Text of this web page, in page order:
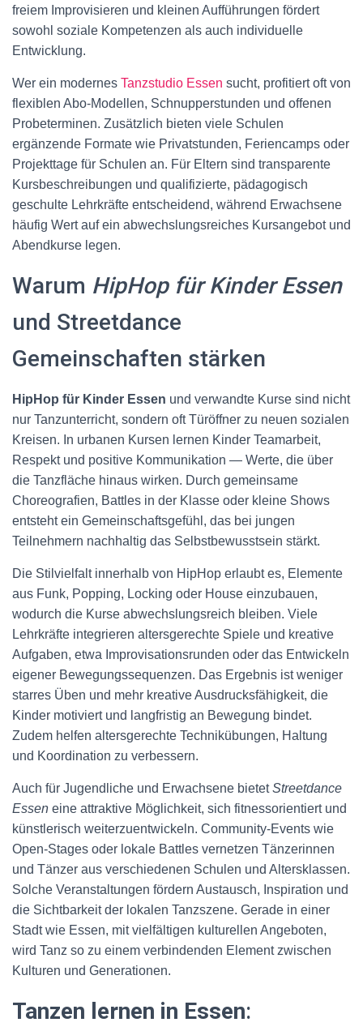
freiem Improvisieren und kleinen Aufführungen fördert
sowohl soziale Kompetenzen als auch individuelle
Entwicklung.
Wer ein modernes Tanzstudio Essen sucht, profitiert oft von
flexiblen Abo-Modellen, Schnupperstunden und offenen
Probeterminen. Zusätzlich bieten viele Schulen
ergänzende Formate wie Privatstunden, Feriencamps oder
Projekttage für Schulen an. Für Eltern sind transparente
Kursbeschreibungen und qualifizierte, pädagogisch
geschulte Lehrkräfte entscheidend, während Erwachsene
häufig Wert auf ein abwechslungsreiches Kursangebot und
Abendkurse legen.
Warum HipHop für Kinder Essen
und Streetdance
Gemeinschaften stärken
HipHop für Kinder Essen und verwandte Kurse sind nicht
nur Tanzunterricht, sondern oft Türöffner zu neuen sozialen
Kreisen. In urbanen Kursen lernen Kinder Teamarbeit,
Respekt und positive Kommunikation — Werte, die über
die Tanzfläche hinaus wirken. Durch gemeinsame
Choreografien, Battles in der Klasse oder kleine Shows
entsteht ein Gemeinschaftsgefühl, das bei jungen
Teilnehmern nachhaltig das Selbstbewusstsein stärkt.
Die Stilvielfalt innerhalb von HipHop erlaubt es, Elemente
aus Funk, Popping, Locking oder House einzubauen,
wodurch die Kurse abwechslungsreich bleiben. Viele
Lehrkräfte integrieren altersgerechte Spiele und kreative
Aufgaben, etwa Improvisationsrunden oder das Entwickeln
eigener Bewegungssequenzen. Das Ergebnis ist weniger
starres Üben und mehr kreative Ausdrucksfähigkeit, die
Kinder motiviert und langfristig an Bewegung bindet.
Zudem helfen altersgerechte Technikübungen, Haltung
und Koordination zu verbessern.
Auch für Jugendliche und Erwachsene bietetStreetdance
Essen eine attraktive Möglichkeit, sich fitnessorientiert und
künstlerisch weiterzuentwickeln. Community-Events wie
Open-Stages oder lokale Battles vernetzen Tänzerinnen
und Tänzer aus verschiedenen Schulen und Altersklassen.
Solche Veranstaltungen fördern Austausch, Inspiration und
die Sichtbarkeit der lokalen Tanzszene. Gerade in einer
Stadt wie Essen, mit vielfältigen kulturellen Angeboten,
wird Tanz so zu einem verbindenden Element zwischen
Kulturen und Generationen.
Tanzen lernen in Essen: